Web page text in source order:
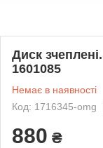
Диск
1601085
Немає в наявності
Код: 1716345-omg
880 ₴